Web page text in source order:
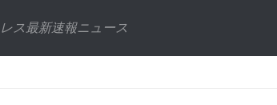
ス最新速報ニュース